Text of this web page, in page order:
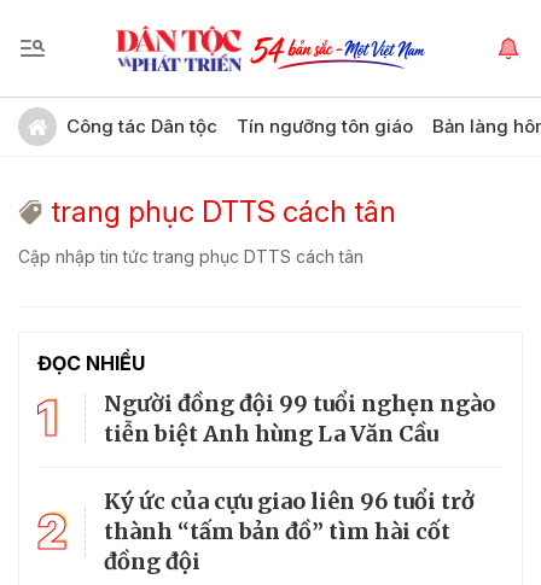
Công tác Dân tộc Tín ngưỡng tôn giáo Bản làng
trang phục DTTS cách tân
Cập nhập tin tức trang phục DTTS cách tân
ĐỌC NHIỀU
1
Người đồng đội 99 tuổi nghẹn ngào
tiễn biệt Anh hùng La Văn Cầu
2
Ký ức của cựu giao liên 96 tuổi trở
thành “tấm bản đồ” tìm hài cốt
đồng đội